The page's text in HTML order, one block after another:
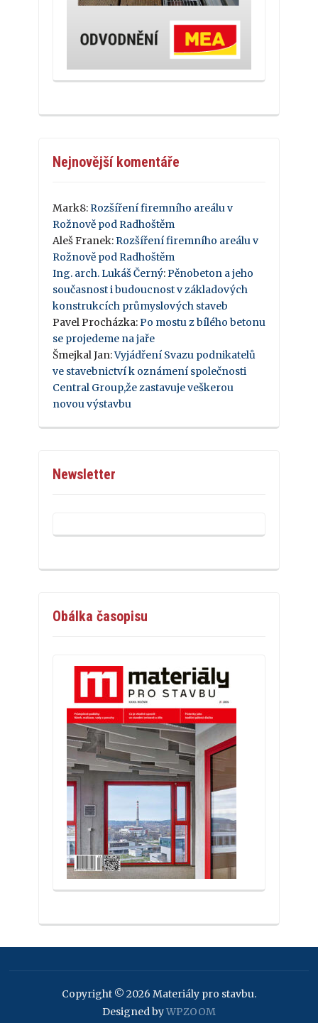
Nejnovější komentáře
Mark8: Rozšíření firemního areálu v
Rožnově pod Radhoštěm
Aleš Franek: Rozšíření firemního areálu v
Rožnově pod Radhoštěm
Ing. arch. Lukáš Černý: Pěnobeton a jeho
současnost i budoucnost v základových
konstrukcích průmyslových staveb
Pavel Procházka: Po mostu z bílého betonu
se projedeme na jaře
Šmejkal Jan:Vyjádření Svazu podnikatelů
ve stavebnictví k oznámení společnosti
Central Group,že zastavuje veškerou
novou výstavbu
Newsletter
Obálka časopisu
Copyright © 2026 Materiály pro stavbu.
Designed byWPZOOM